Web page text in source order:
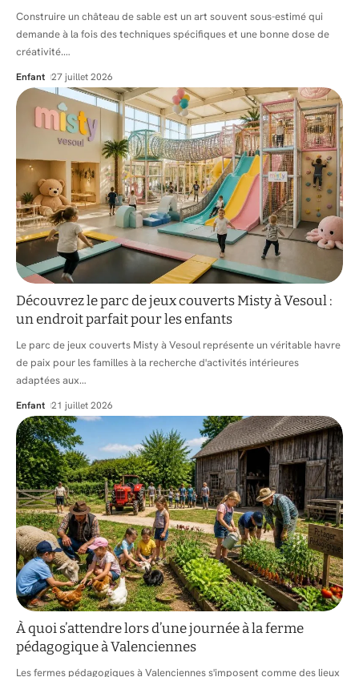
Construire un château de sable est un art souvent sous-estimé qui
demande à la fois des techniques spécifiques et une bonne dose de
créativité.…
Enfant 27 juillet 2026
Découvrez le parc de jeux couverts Misty à Vesoul :
un endroit parfait pour les enfants
Le parc de jeux couverts Misty à Vesoul représente un véritable havre
de paix pour les familles à la recherche d'activités intérieures
adaptées aux…
Enfant 21 juillet 2026
À quoi s’attendre lors d’une journée à la ferme
pédagogique à Valenciennes
Les fermes pédagogiques à Valenciennes s'imposent comme des lieux